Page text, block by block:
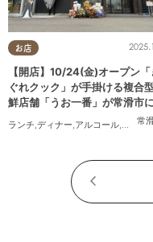
お店
常
【開店】10/24(金)オープン「
ぐれクック」が手掛ける複合
鮮店舗「うお一番」が常滑市
ランチ,ディナー,アルコール,開店,ま